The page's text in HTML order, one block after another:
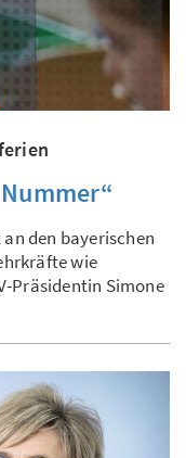
den bayerischen
wie
Präsidentin Simone